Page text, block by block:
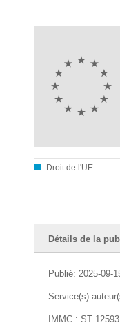
Droit de l'UE
Détails de la
Publié: 2025-09-
Service(s)
IMMC : ST